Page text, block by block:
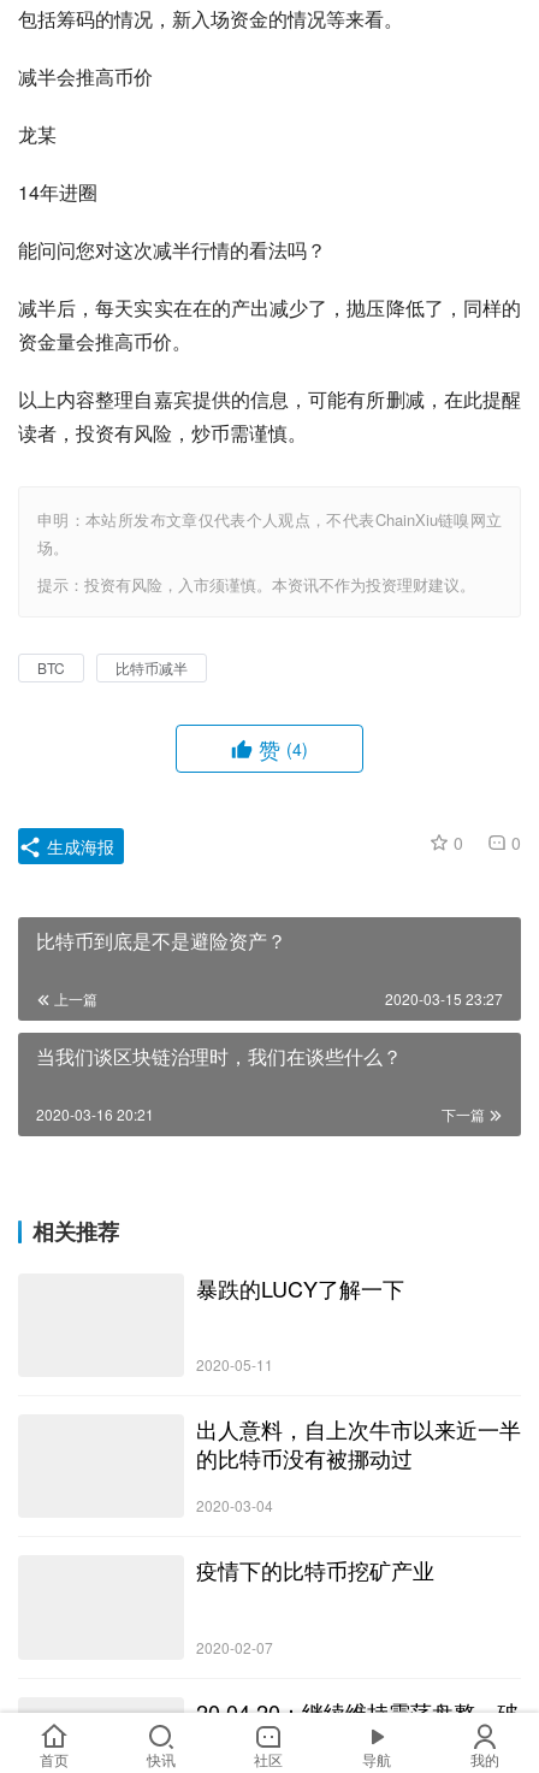
包括筹码的情况，新入场资金的情况等来看。
减半会推高币价
龙某
14年进圈
能问问您对这次减半行情的看法吗？
减半后，每天实实在在的产出减少了，抛压降低了，同样的
资金量会推高币价。
以上内容整理自嘉宾提供的信息，可能有所删减，在此提醒
读者，投资有风险，炒币需谨慎。
申明：本站所发布文章仅代表个人观点，不代表ChainXiu链嗅网立
场。
提示：投资有风险，入市须谨慎。本资讯不作为投资理财建议。
BTC 比特币减半
赞 (4)
0 0
生成海报
比特币到底是不是避险资产？
上一篇 2020-03-15 23:27
当我们谈区块链治理时，我们在谈些什么？
下一篇
2020-03-16 20:21
相关推荐
暴跌的LUCY了解一下
2020-05-11
出人意料，自上次牛市以来近一半
的比特币没有被挪动过
2020-03-04
疫情下的比特币挖矿产业
2020-02-07
20.04.20：继续维持震荡盘整，破
位便顺势而为。
首页 快讯 社区 导航 我的